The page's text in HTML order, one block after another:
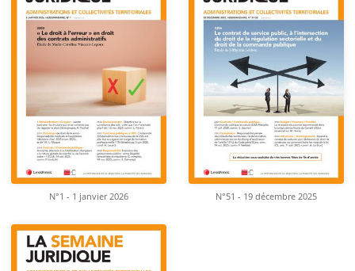
N°1 - 1 janvier 2026 N°51 - 19 décembre 2025